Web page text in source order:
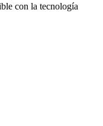
con la tecnología